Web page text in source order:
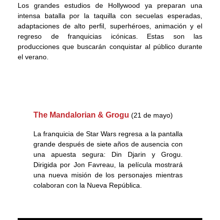
Los grandes estudios de Hollywood ya preparan una
intensa batalla por la taquilla con secuelas esperadas,
adaptaciones de alto perfil, superhéroes, animación y el
regreso de franquicias icónicas. Estas son las
producciones que buscarán conquistar al público durante
el verano.
The Mandalorian & Grogu (21 de mayo)
La franquicia de Star Wars regresa a la pantalla
grande después de siete años de ausencia con
una apuesta segura: Din Djarin y Grogu.
Dirigida por Jon Favreau, la película mostrará
una nueva misión de los personajes mientras
colaboran con la Nueva República.